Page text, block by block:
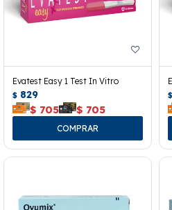
Evatest Easy 1 Test In Vitro
$ 829
$ 705 $ 705
$